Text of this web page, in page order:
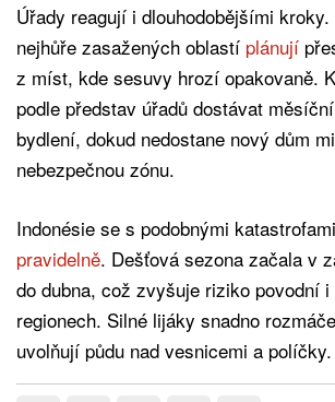
Úřady reagují i dlouhodobějšími kroky.
nejhůře zasažených oblastí plánují
z míst, kde sesuvy hrozí opakovaně.
podle představ úřadů dostávat
bydlení, dokud nedostane nový dům
nebezpečnou zónu.
Indonésie se s podobnými katastrofami
pravidelně. Dešťová sezona začala v
do dubna, což zvyšuje riziko povodní
regionech. Silné lijáky snadno
uvolňují půdu nad vesnicemi a políčky.